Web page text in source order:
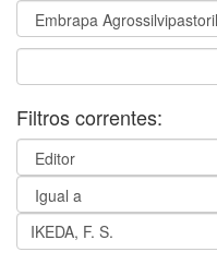
Filtros correntes: